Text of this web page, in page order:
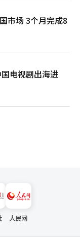
市场 3个月完成8
国电视剧出海进
人民网